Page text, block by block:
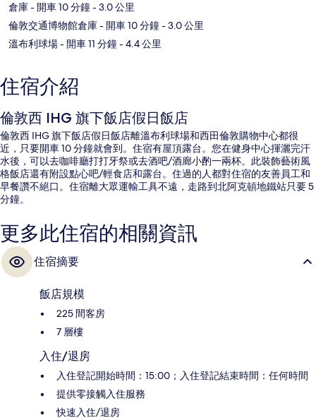
倉庫- 開車 10 分鐘- 3.0 公里
倫敦交通博物館倉庫- 開車 10 分鐘- 3.0 公里
溫布利球場- 開車 11 分鐘- 4.4 公里
住宿介紹
倫敦西 IHG 旗下飯店假日飯店
倫敦西 IHG 旗下飯店假日飯店離溫布利球場和西田倫敦購物中心都很
近，只要開車 10 分鐘就會到。住宿有屋頂露台。您在健身中心揮灑完汗
水後，可以去咖啡廳打打牙祭或去酒吧/酒廊小酌一兩杯。此裝飾藝術風
格飯店還有附設點心吧/輕食店和露台。住過的人都對住宿的友善員工和
早餐讚不絕口。住宿離大眾運輸工具不遠，走路到北阿克頓地鐵站只要 5
分鐘。
更多此住宿的相關資訊
住宿摘要
飯店規模
225 間客房
7 層樓
入住/退房
入住登記開始時間：15:00；入住登記結束時間：任何時間
提供零接觸入住服務
快速入住/退房